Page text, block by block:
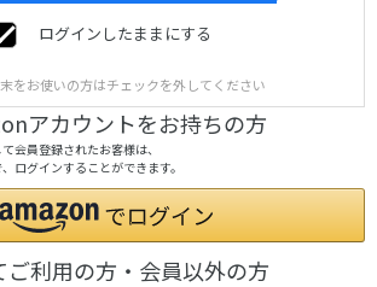
ログインしたままにする
をお使いの方はチェックを外してください
アカウントをお持ちの方
会員登録されたお客様は、
ログインすることができます。
ご利用の方・会員以外の方